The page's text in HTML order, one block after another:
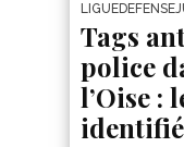
Tags
police
l’Oise :